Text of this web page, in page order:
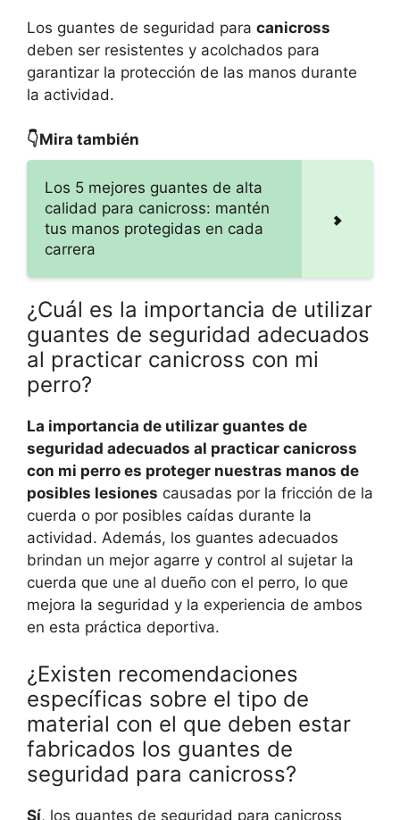
Los guantes de seguridad para canicross
deben ser resistentes y acolchados para
garantizar la protección de las manos durante
la actividad.
👇Mira también
Los 5 mejores guantes de alta
calidad para canicross: mantén
tus manos protegidas en cada
carrera
¿Cuál es la importancia de utilizar
guantes de seguridad adecuados
al practicar canicross con mi
perro?
La importancia de utilizar guantes de
seguridad adecuados al practicar canicross
con mi perro es proteger nuestras manos de
posibles lesiones causadas por la fricción de la
cuerda o por posibles caídas durante la
actividad. Además, los guantes adecuados
brindan un mejor agarre y control al sujetar la
cuerda que une al dueño con el perro, lo que
mejora la seguridad y la experiencia de ambos
en esta práctica deportiva.
¿Existen recomendaciones
específicas sobre el tipo de
material con el que deben estar
fabricados los guantes de
seguridad para canicross?
Sí, los guantes de seguridad para canicross